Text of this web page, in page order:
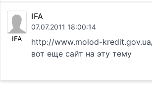
IFA
IFA
07.07.2011 18:00:14
http://www.molod-
вот еще сайт на эту тему